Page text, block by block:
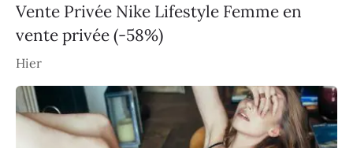
Vente Privée Nike Lifestyle Femme en
vente privée (-58%)
Hier